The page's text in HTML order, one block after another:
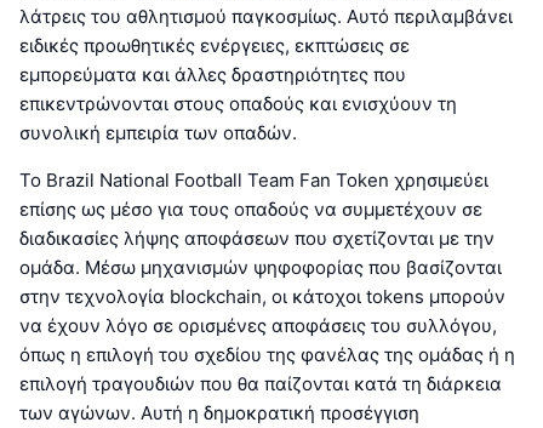
λάτρεις του αθλητισμού παγκοσμίως. Αυτό περιλαμβάνει
ειδικές προωθητικές ενέργειες, εκπτώσεις σε
εμπορεύματα και άλλες δραστηριότητες που
επικεντρώνονται στους οπαδούς και ενισχύουν τη
συνολική εμπειρία των οπαδών.
Το Brazil National Football Team Fan Token χρησιμεύει
επίσης ως μέσο για τους οπαδούς να συμμετέχουν σε
διαδικασίες λήψης αποφάσεων που σχετίζονται με την
ομάδα. Μέσω μηχανισμών ψηφοφορίας που βασίζονται
στην τεχνολογία blockchain, οι κάτοχοι tokens μπορούν
να έχουν λόγο σε ορισμένες αποφάσεις του συλλόγου,
όπως η επιλογή του σχεδίου της φανέλας της ομάδας ή η
επιλογή τραγουδιών που θα παίζονται κατά τη διάρκεια
των αγώνων. Αυτή η δημοκρατική προσέγγιση